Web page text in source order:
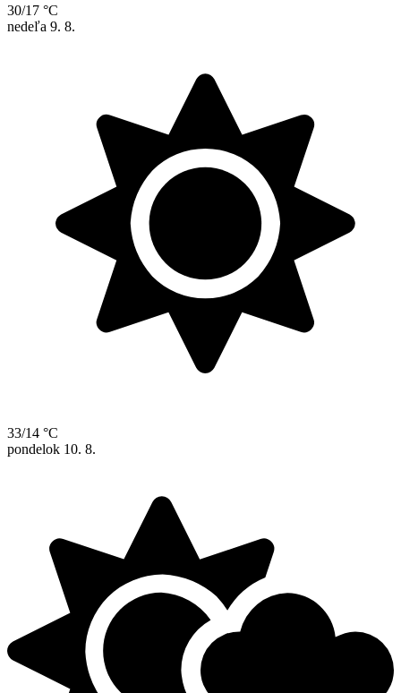
30/17 °C
nedeľa 9. 8.
33/14 °C
pondelok 10. 8.